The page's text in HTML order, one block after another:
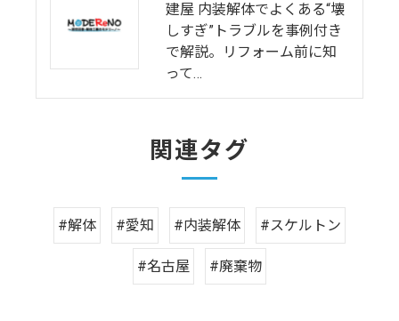
建屋 内装解体でよくある“壊
しすぎ”トラブルを事例付き
で解説。リフォーム前に知
って…
関連タグ
#解体 #愛知 #内装解体 #スケルトン
#名古屋 #廃棄物